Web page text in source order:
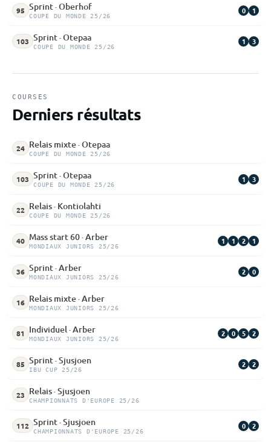
95 Sprint · Oberhof
COUPE DU MONDE 25/26
0 1
103 Sprint · Otepaa
COUPE DU MONDE 25/26
1 3
COURSES
Derniers résultats
24 Relais mixte · Otepaa
COUPE DU MONDE 25/26
103 Sprint · Otepaa
COUPE DU MONDE 25/26
1 3
22 Relais · Kontiolahti
COUPE DU MONDE 25/26
40 Mass start 60 · Arber
MONDIAUX JUNIORS 25/26
1 1 2 1
36 Sprint · Arber
MONDIAUX JUNIORS 25/26
2 0
16 Relais mixte · Arber
MONDIAUX JUNIORS 25/26
81 Individuel · Arber
MONDIAUX JUNIORS 25/26
2 0 5 2
85 Sprint · Sjusjoen
IBU CUP 25/26
2 2
23 Relais · Sjusjoen
CHAMPIONNATS D'EUROPE 25/26
112 Sprint · Sjusjoen
CHAMPIONNATS D'EUROPE 25/26
0 2